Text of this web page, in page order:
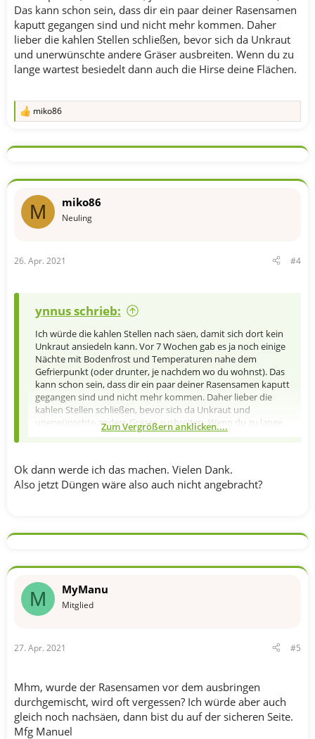
Das kann schon sein, dass dir ein paar deiner Rasensamen
kaputt gegangen sind und nicht mehr kommen. Daher
lieber die kahlen Stellen schließen, bevor sich da Unkraut
und unerwünschte andere Gräser ausbreiten. Wenn du zu
lange wartest besiedelt dann auch die Hirse deine Flächen.
R
k
o
e
n
miko86
M miko86
Neuling
26. Apr. 2021 #4
ynnus schrieb:
Ich würde die kahlen Stellen nach säen, damit sich dort kein
Unkraut ansiedeln kann. Vor 7 Wochen gab es ja noch einige
Nächte mit Bodenfrost und Temperaturen nahe dem
Gefrierpunkt (oder drunter, je nachdem wo du wohnst). Das
kann schon sein, dass dir ein paar deiner Rasensamen kaputt
gegangen sind und nicht mehr kommen. Daher lieber die
kahlen Stellen schließen, bevor sich da Unkraut und
unerwünschte andere Gräser ausbreiten. Wenn du zu lange
wartest besiedelt dann auch die Hirse deine Flächen.
Zum Vergrößern anklicken....
Ok dann werde ich das machen. Vielen Dank.
Also jetzt Düngen wäre also auch nicht angebracht?
M MyManu
Mitglied
27. Apr. 2021 #5
Mhm, wurde der Rasensamen vor dem ausbringen
durchgemischt, wird oft vergessen? Ich würde aber auch
gleich noch nachsäen, dann bist du auf der sicheren Seite.
Mfg Manuel